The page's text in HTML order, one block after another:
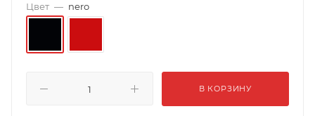
Цвет — nero
В КОРЗИНУ